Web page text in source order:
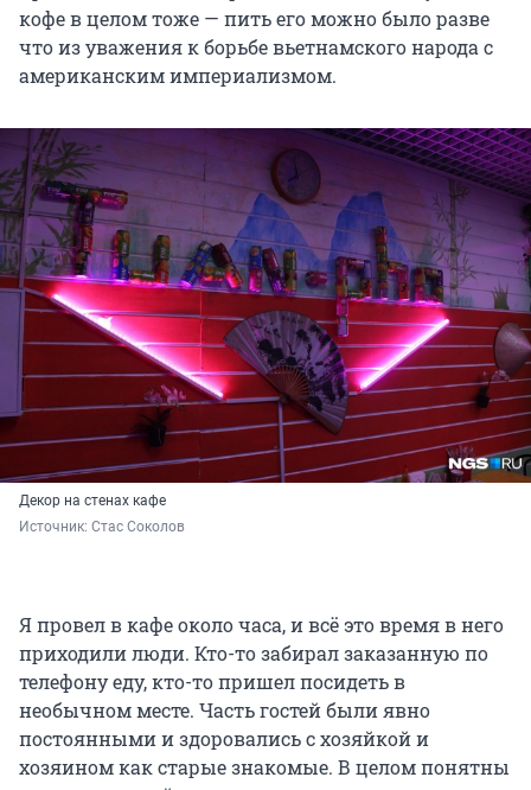
кофе в целом тоже — пить его можно было разве
что из уважения к борьбе вьетнамского народа с
американским империализмом.
Декор на стенах кафе
Источник: Стас Соколов
Я провел в кафе около часа, и всё это время в него
приходили люди. Кто-то забирал заказанную по
телефону еду, кто-то пришел посидеть в
необычном месте. Часть гостей были явно
постоянными и здоровались с хозяйкой и
хозяином как старые знакомые. В целом понятны